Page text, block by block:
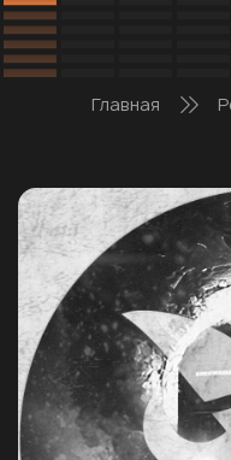
Главная